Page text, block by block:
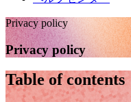
Privacy policy
Privacy policy
Table of contents